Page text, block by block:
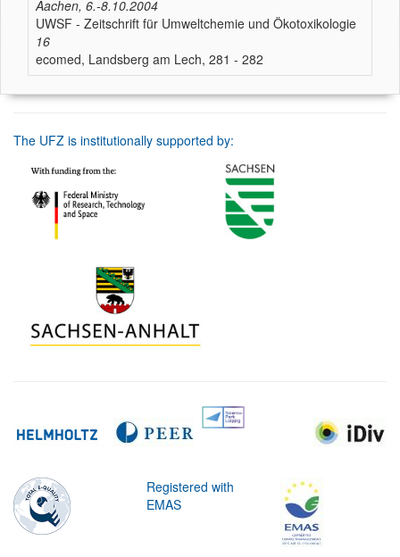
Aachen, 6.-8.10.2004
UWSF - Zeitschrift für Umweltchemie und Ökotoxikologie
16
ecomed, Landsberg am Lech, 281 - 282
The UFZ is institutionally supported by:
Registered with
EMAS